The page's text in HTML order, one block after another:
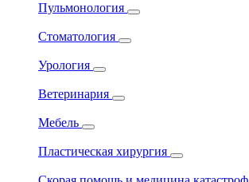
Пульмонология
Стоматология
Урология
Ветеринария
Мебель
Пластическая хирургия